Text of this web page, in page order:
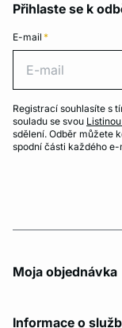
Přihlaste se k
E-mail *
Registrací souhlasíte s
souladu se svou
sdělení. Odběr můžete
spodní části každého e-
Moja objednávka
Informace o